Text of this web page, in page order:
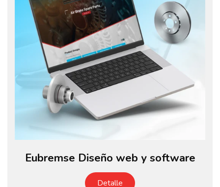
Eubremse Diseño web y software
Detalle